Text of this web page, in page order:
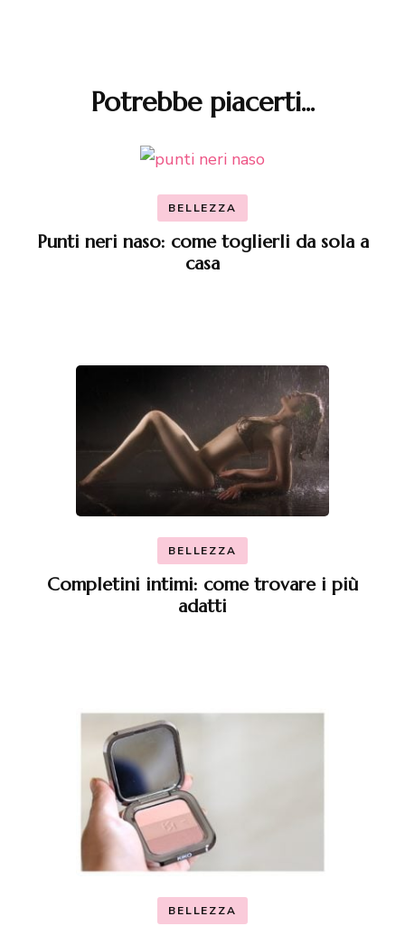
NavigazionePotrebbe piacerti...
BELLEZZA
Punti neri naso: come toglierli da sola a
casa
BELLEZZA
Completini intimi: come trovare i più
adatti
BELLEZZA